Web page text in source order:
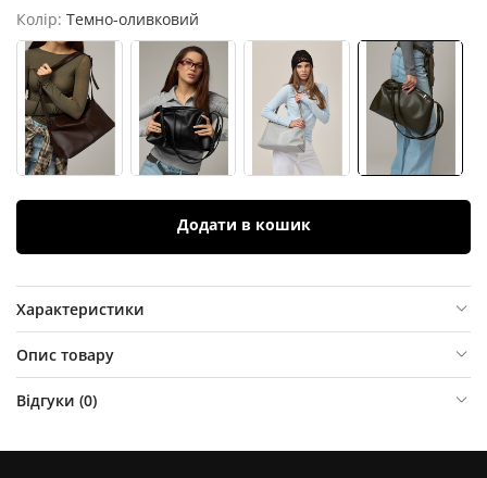
Колір: Темно-оливковий
Додати в кошик
Характеристики
Опис товару
Відгуки (0)